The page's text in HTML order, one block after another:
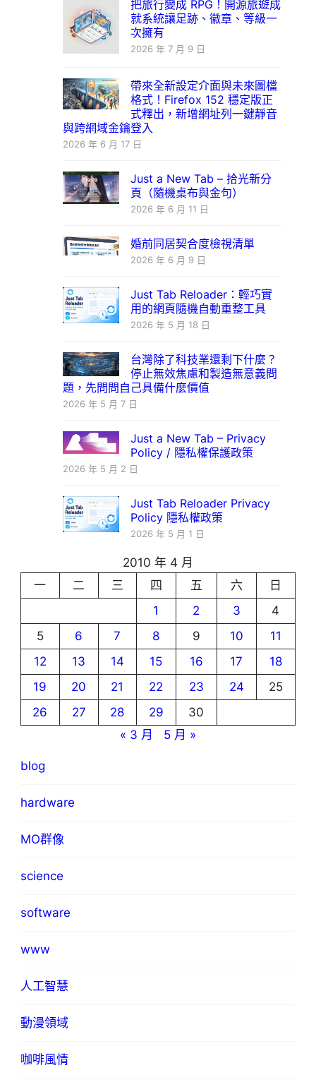
把旅行變成 RPG！開源旅遊成
就系統讓足跡、徽章、等級一
次擁有
2026 年 7 月 9 日
帶來全新設定介面與未來圖檔
格式！Firefox 152 穩定版正
式釋出，新增網址列一鍵靜音
與跨網域金鑰登入
2026 年 6 月 17 日
Just a New Tab – 拾光新分
頁（隨機桌布與金句）
2026 年 6 月 11 日
婚前同居契合度檢視清單
2026 年 6 月 9 日
Just Tab Reloader：輕巧實
用的網頁隨機自動重整工具
2026 年 5 月 18 日
台灣除了科技業還剩下什麼？
停止無效焦慮和製造無意義問
題，先問問自己具備什麼價值
2026 年 5 月 7 日
Just a New Tab – Privacy
Policy / 隱私權保護政策
2026 年 5 月 2 日
Just Tab Reloader Privacy
Policy 隱私權政策
2026 年 5 月 1 日
2010 年 4 月
一
二 三 四 五 六
日
1
2 3
4
5
6 7 8 9 10
11
12
13 14 15 16 17
18
19
20 21 22 23 24
25
26
27 28 29
30
« 3 月
5 月 »
blog
hardware
MO群像
science
software
www
人工智慧
動漫領域
咖啡風情